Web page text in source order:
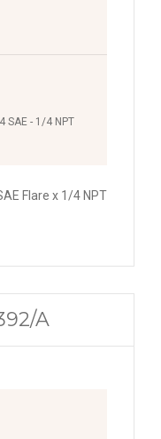
SAE - 1/4 NPT
Flare x 1/4 NPT
A